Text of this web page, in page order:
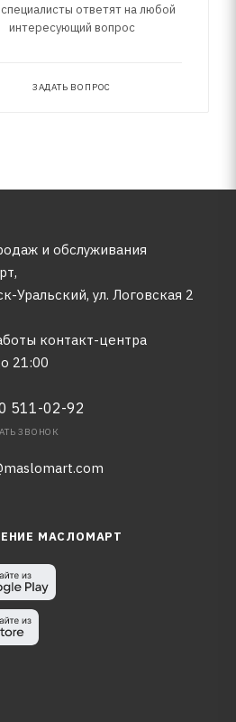
ответят на любой
интересующий вопрос
ЗАДАТЬ ВОПРОС
и обслуживания
Уральский, ул. Логовская 2
контакт-центра
21:00
511-02-92
ЗВОНОК
МАСЛОМАРТ